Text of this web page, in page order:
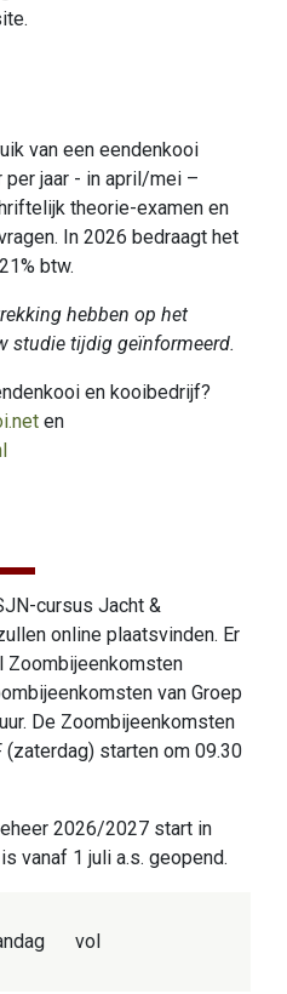
van een eendenkooi
jaar - in april/mei –
theorie-examen en
In 2026 bedraagt het
btw.
hebben op het
studie tijdig geïnformeerd.
en kooibedrijf?
en
cursus Jacht &
online plaatsvinden. Er
Zoombijeenkomsten
van Groep
De Zoombijeenkomsten
(zaterdag) starten om 09.30
2026/2027 start in
vanaf 1 juli a.s. geopend.
vol